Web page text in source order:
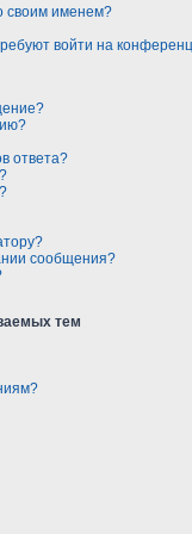
своим именем?
войти на
ответа?
сообщения?
тем